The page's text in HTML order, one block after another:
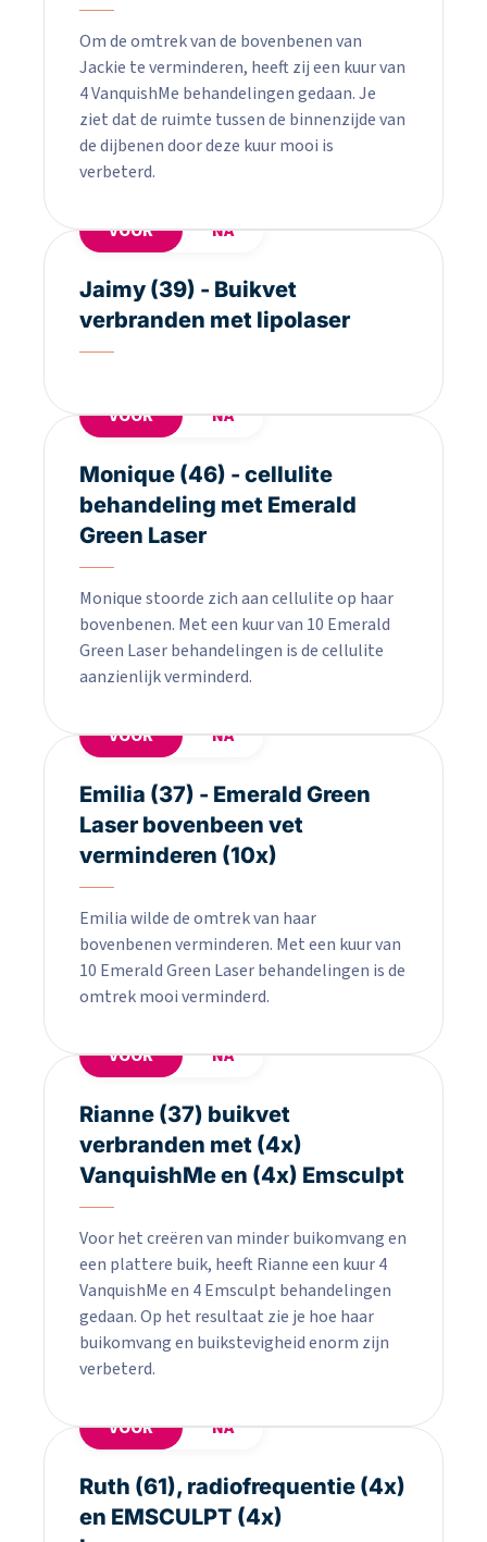
Om de omtrek van de bovenbenen van
Jackie te verminderen, heeft zij een kuur van
4 VanquishMe behandelingen gedaan. Je
ziet dat de ruimte tussen de binnenzijde van
de dijbenen door deze kuur mooi is
verbeterd.
VOOR NA
Jaimy (39) - Buikvet
verbranden met lipolaser
VOOR NA
Monique (46) - cellulite
behandeling met Emerald
Green Laser
Monique stoorde zich aan cellulite op haar
bovenbenen. Met een kuur van 10 Emerald
Green Laser behandelingen is de cellulite
aanzienlijk verminderd.
VOOR NA
Emilia (37) - Emerald Green
Laser bovenbeen vet
verminderen (10x)
Emilia wilde de omtrek van haar
bovenbenen verminderen. Met een kuur van
10 Emerald Green Laser behandelingen is de
omtrek mooi verminderd.
VOOR NA
Rianne (37) buikvet
verbranden met (4x)
VanquishMe en (4x) Emsculpt
Voor het creëren van minder buikomvang en
een plattere buik, heeft Rianne een kuur 4
VanquishMe en 4 Emsculpt behandelingen
gedaan. Op het resultaat zie je hoe haar
buikomvang en buikstevigheid enorm zijn
verbeterd.
VOOR NA
Ruth (61), radiofrequentie (4x)
en EMSCULPT (4x)